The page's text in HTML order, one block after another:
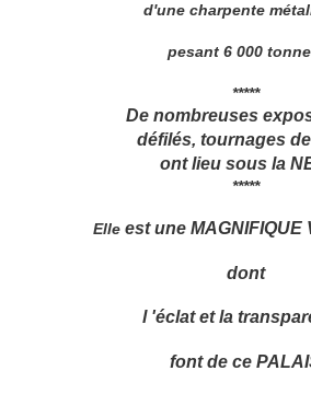
d'une charpente
pesant 6 000
*****
De nombreuses
défilés, tournages
ont lieu sous la
*****
Elleest une MAGNIFIQUE
dont
l 'éclat et la
font de ce